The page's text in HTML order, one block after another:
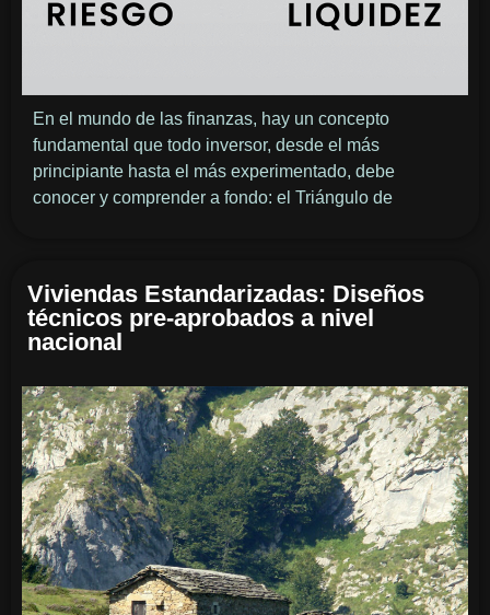
En el mundo de las finanzas, hay un concepto
fundamental que todo inversor, desde el más
principiante hasta el más experimentado, debe
conocer y comprender a fondo: el Triángulo de
Viviendas Estandarizadas: Diseños
técnicos pre-aprobados a nivel
nacional